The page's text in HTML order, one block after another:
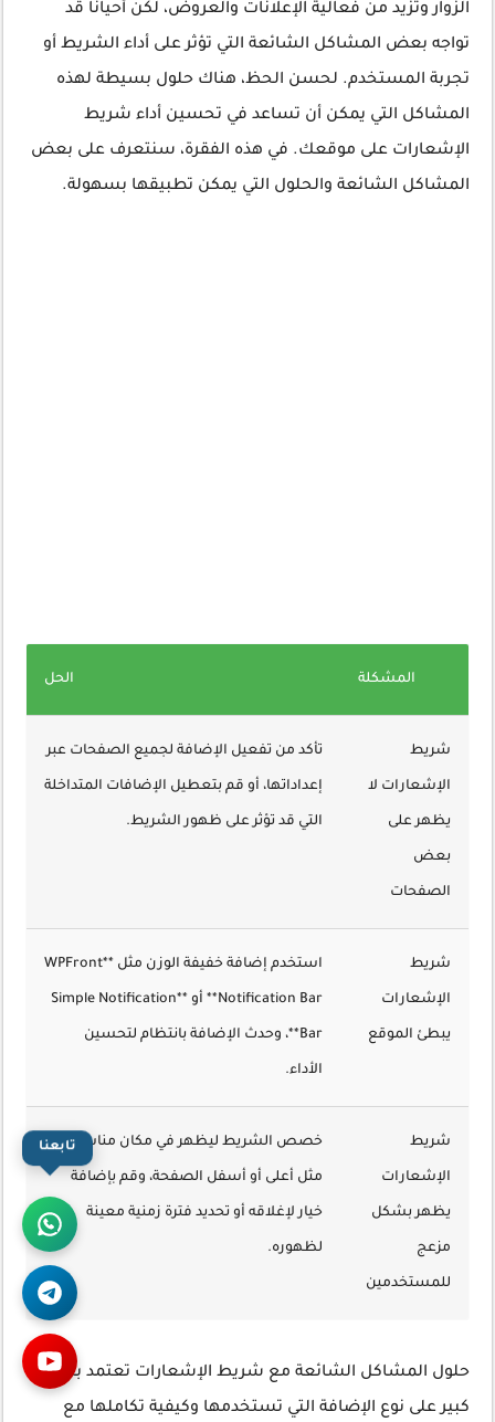
الزوار وتزيد من فعالية الإعلانات والعروض، لكن أحيانًا قد
تواجه بعض المشاكل الشائعة التي تؤثر على أداء الشريط أو
تجربة المستخدم. لحسن الحظ، هناك حلول بسيطة لهذه
المشاكل التي يمكن أن تساعد في تحسين أداء شريط
الإشعارات على موقعك. في هذه الفقرة، سنتعرف على بعض
المشاكل الشائعة والحلول التي يمكن تطبيقها بسهولة.
المشكلة الحل
شريط
الإشعارات لا
يظهر على
بعض
الصفحات
تأكد من تفعيل الإضافة لجميع الصفحات عبر
إعداداتها، أو قم بتعطيل الإضافات المتداخلة
التي قد تؤثر على ظهور الشريط.
شريط
الإشعارات
يبطئ الموقع
استخدم إضافة خفيفة الوزن مثل **WPFront
Notification Bar** أو **Simple Notification
Bar**، وحدث الإضافة بانتظام لتحسين
الأداء.
شريط
الإشعارات
يظهر بشكل
مزعج
للمستخدمين
خصص الشريط ليظهر في مكان مناسب،
مثل أعلى أو أسفل الصفحة، وقم بإضافة
خيار لإغلاقه أو تحديد فترة زمنية معينة
لظهوره.
حلول المشاكل الشائعة مع شريط الإشعارات تعتمد بشكل
كبير على نوع الإضافة التي تستخدمها وكيفية تكاملها مع
تابعنا